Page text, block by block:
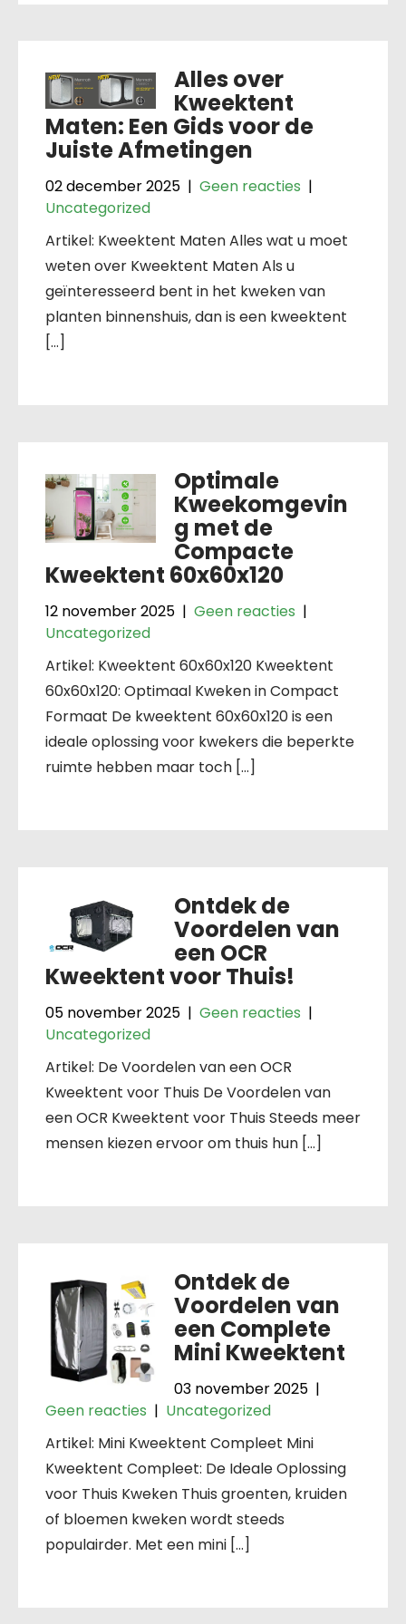
Alles over
Kweektent
Maten: Een Gids voor de
Juiste Afmetingen
02 december 2025 | Geen reacties |
Uncategorized
Artikel: Kweektent Maten Alles wat u moet
weten over Kweektent Maten Als u
geïnteresseerd bent in het kweken van
planten binnenshuis, dan is een kweektent
[…]
Optimale
Kweekomgevin
g met de
Compacte
Kweektent 60x60x120
12 november 2025 | Geen reacties |
Uncategorized
Artikel: Kweektent 60x60x120 Kweektent
60x60x120: Optimaal Kweken in Compact
Formaat De kweektent 60x60x120 is een
ideale oplossing voor kwekers die beperkte
ruimte hebben maar toch […]
Ontdek de
Voordelen van
een OCR
Kweektent voor Thuis!
05 november 2025 | Geen reacties |
Uncategorized
Artikel: De Voordelen van een OCR
Kweektent voor Thuis De Voordelen van
een OCR Kweektent voor Thuis Steeds meer
mensen kiezen ervoor om thuis hun […]
Ontdek de
Voordelen van
een Complete
Mini Kweektent
03 november 2025 |
Geen reacties | Uncategorized
Artikel: Mini Kweektent Compleet Mini
Kweektent Compleet: De Ideale Oplossing
voor Thuis Kweken Thuis groenten, kruiden
of bloemen kweken wordt steeds
populairder. Met een mini […]